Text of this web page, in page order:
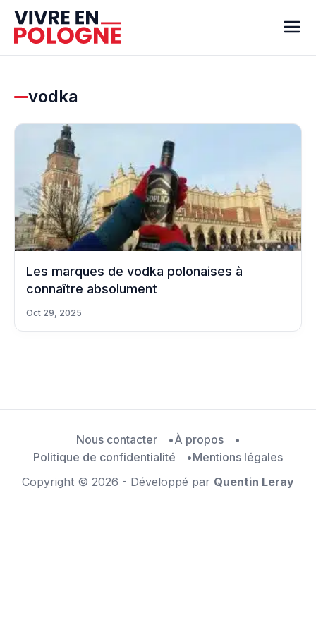
vodka
Les marques de vodka polonaises à
connaître absolument
Oct 29, 2025
Nous contacter
À propos
Politique de confidentialité
Mentions légales
Copyright © 2026 - Développé par Quentin Leray